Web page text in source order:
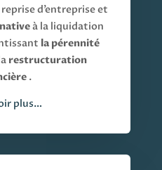
d’entreprise et
à la liquidation
la pérennité
restructuration
.
plus…